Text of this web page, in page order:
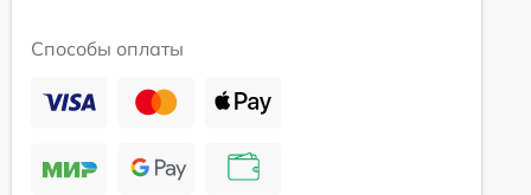
Способы оплаты